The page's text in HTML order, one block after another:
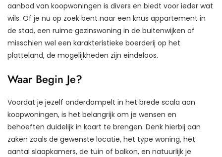
aanbod van koopwoningen is divers en biedt voor ieder wat
wils. Of je nu op zoek bent naar een knus appartement in
de stad, een ruime gezinswoning in de buitenwijken of
misschien wel een karakteristieke boerderij op het
platteland, de mogelijkheden zijn eindeloos.
Waar Begin Je?
Voordat je jezelf onderdompelt in het brede scala aan
koopwoningen, is het belangrijk om je wensen en
behoeften duidelijk in kaart te brengen. Denk hierbij aan
zaken zoals de gewenste locatie, het type woning, het
aantal slaapkamers, de tuin of balkon, en natuurlijk je